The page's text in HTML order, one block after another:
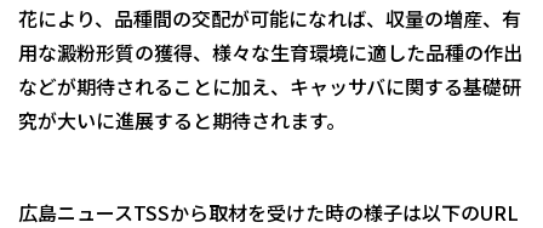
花により、品種間の交配が可能になれば、収量の増産、有
用な澱粉形質の獲得、様々な生育環境に適した品種の作出
などが期待されることに加え、キャッサバに関する基礎研
究が大いに進展すると期待されます。
広島ニュースTSSから取材を受けた時の様子は以下のURL